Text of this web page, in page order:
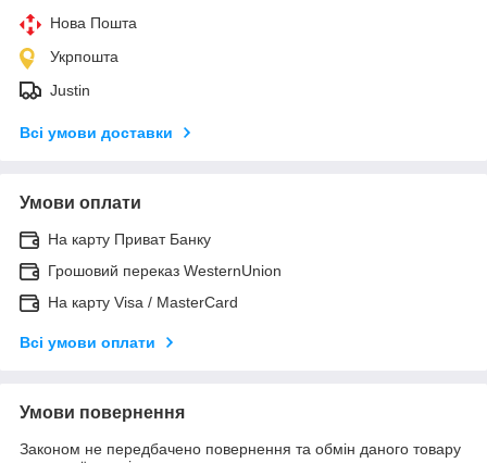
Нова Пошта
Укрпошта
Justin
Всі умови доставки
Умови оплати
На карту Приват Банку
Грошовий переказ WesternUnion
На карту Visa / MasterCard
Всі умови оплати
Умови повернення
Законом не передбачено повернення та обмін даного товару